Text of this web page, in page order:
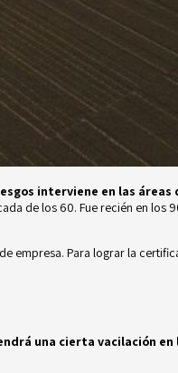
interviene en las
de los 60. Fue recién en
empresa. Para lograr la
una cierta vacilación en